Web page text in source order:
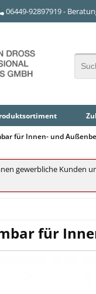
06449-92897919 -
für Innen- und
gewerbliche Kunden
für